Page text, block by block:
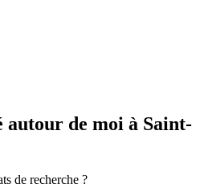
autour de moi à Saint-
de recherche ?